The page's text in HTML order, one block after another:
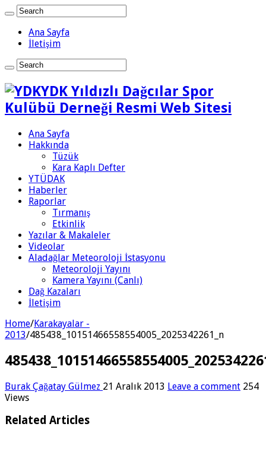
Ana Sayfa
İletişim
YDK Yıldızlı Dağcılar Spor
Kulübü Derneği Resmi Web Sitesi
Ana Sayfa
Hakkında
Tüzük
Kara Kaplı Defter
YTÜDAK
Haberler
Raporlar
Tırmanış
Etkinlik
Yazılar & Makaleler
Videolar
Aladağlar Meteoroloji İstasyonu
Meteoroloji Yayını
Kamera Yayını (Canlı)
Dağ Kazaları
İletişim
Home/Karakayalar -
2013/485438_10151466558554005_2025342261_n
Burak Çağatay Gülmez 21 Aralık 2013 Leave a comment 254
Views
Related Articles